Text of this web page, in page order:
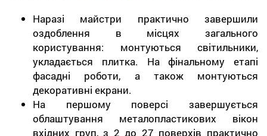
Наразі майстри практично завершили
оздоблення в місцях загального
користування: монтуються світильники,
укладається плитка. На фінальному етапі
фасадні роботи, а також монтуються
декоративні екрани.
На першому поверсі завершується
облаштування металопластикових вікон
вхідних груп, з 2 до 27 поверхів практично